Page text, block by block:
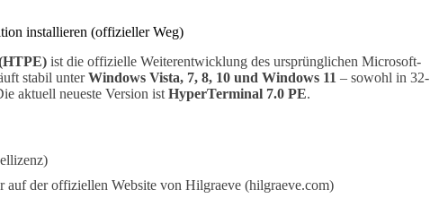
installieren (offizieller Weg)
ist die offizielle Weiterentwicklung des ursprünglichen Microsoft-
stabil unterWindows Vista, 7, 8, 10 und Windows 11 – sowohl in 32-
aktuell neueste Version ist HyperTerminal 7.0 PE.
auf der offiziellen Website von Hilgraeve (hilgraeve.com)